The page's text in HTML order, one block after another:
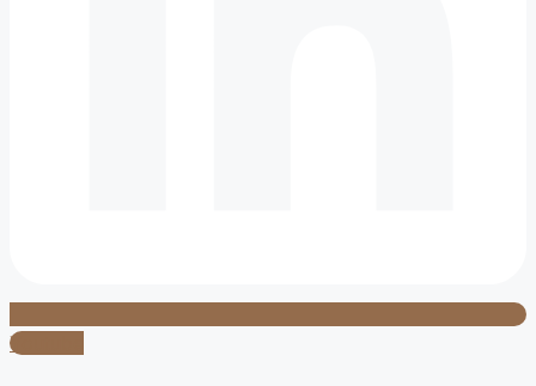
Youtube